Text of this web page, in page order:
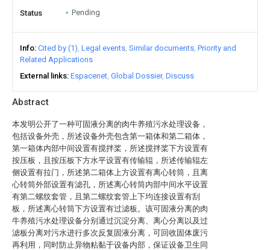
Abstract
本发明公开了一种可固液分离的肉牛养殖污水处理设备，
包括设备外壳，所述设备外壳包含第一箱体和第二箱体，
第一箱体内部中间设置有搅拌桨，所述搅拌桨下方设置有
按压板，且按压板下方水平设置有传输辊，所述传输辊左
侧设置有拉门，所述第二箱体上方设置有离心转筒，且离
心转筒外部设置有滤孔，所述离心转筒内部中间水平设置
有第二螺纹套管，且第二螺纹套管上下均连接设置有刮
板，所述离心转筒下方设置有过滤板。该可固液分离的肉
牛养殖污水处理设备分别通过沉淀分离、离心分离以及过
滤板分离对污水进行多次反复固液分离，可回收固体废污
再利用，同时防止异物粘黏于设备内部，保证设备卫生同
Status Pending
Info Cited by (1) Legal events Similar documents Priority and
Related Applications
External links Espacenet Global Dossier Discuss